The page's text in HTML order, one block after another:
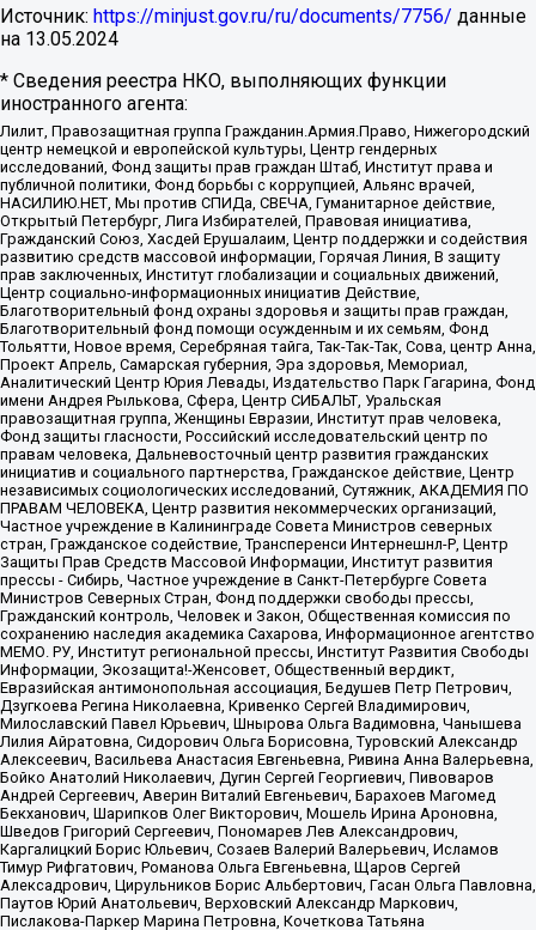
Источник: https://minjust.gov.ru/ru/documents/7756/ данные
на 13.05.2024
* Сведения реестра НКО, выполняющих функции
иностранного агента:
Лилит, Правозащитная группа Гражданин.Армия.Право, Нижегородский
центр немецкой и европейской культуры, Центр гендерных
исследований, Фонд защиты прав граждан Штаб, Институт права и
публичной политики, Фонд борьбы с коррупцией, Альянс врачей,
НАСИЛИЮ.НЕТ, Мы против СПИДа, СВЕЧА, Гуманитарное действие,
Открытый Петербург, Лига Избирателей, Правовая инициатива,
Гражданский Союз, Хасдей Ерушалаим, Центр поддержки и содействия
развитию средств массовой информации, Горячая Линия, В защиту
прав заключенных, Институт глобализации и социальных движений,
Центр социально-информационных инициатив Действие,
Благотворительный фонд охраны здоровья и защиты прав граждан,
Благотворительный фонд помощи осужденным и их семьям, Фонд
Тольятти, Новое время, Серебряная тайга, Так-Так-Так, Сова, центр Анна,
Проект Апрель, Самарская губерния, Эра здоровья, Мемориал,
Аналитический Центр Юрия Левады, Издательство Парк Гагарина, Фонд
имени Андрея Рылькова, Сфера, Центр СИБАЛЬТ, Уральская
правозащитная группа, Женщины Евразии, Институт прав человека,
Фонд защиты гласности, Российский исследовательский центр по
правам человека, Дальневосточный центр развития гражданских
инициатив и социального партнерства, Гражданское действие, Центр
независимых социологических исследований, Сутяжник, АКАДЕМИЯ ПО
ПРАВАМ ЧЕЛОВЕКА, Центр развития некоммерческих организаций,
Частное учреждение в Калининграде Совета Министров северных
стран, Гражданское содействие, Трансперенси Интернешнл-Р, Центр
Защиты Прав Средств Массовой Информации, Институт развития
прессы - Сибирь, Частное учреждение в Санкт-Петербурге Совета
Министров Северных Стран, Фонд поддержки свободы прессы,
Гражданский контроль, Человек и Закон, Общественная комиссия по
сохранению наследия академика Сахарова, Информационное агентство
МЕМО. РУ, Институт региональной прессы, Институт Развития Свободы
Информации, Экозащита!-Женсовет, Общественный вердикт,
Евразийская антимонопольная ассоциация, Бедушев Петр Петрович,
Дзугкоева Регина Николаевна, Кривенко Сергей Владимирович,
Милославский Павел Юрьевич, Шнырова Ольга Вадимовна, Чанышева
Лилия Айратовна, Сидорович Ольга Борисовна, Туровский Александр
Алексеевич, Васильева Анастасия Евгеньевна, Ривина Анна Валерьевна,
Бойко Анатолий Николаевич, Дугин Сергей Георгиевич, Пивоваров
Андрей Сергеевич, Аверин Виталий Евгеньевич, Барахоев Магомед
Бекханович, Шарипков Олег Викторович, Мошель Ирина Ароновна,
Шведов Григорий Сергеевич, Пономарев Лев Александрович,
Каргалицкий Борис Юльевич, Созаев Валерий Валерьевич, Исламов
Тимур Рифгатович, Романова Ольга Евгеньевна, Щаров Сергей
Алексадрович, Цирульников Борис Альбертович, Гасан Ольга Павловна,
Паутов Юрий Анатольевич, Верховский Александр Маркович,
Пислакова-Паркер Марина Петровна, Кочеткова Татьяна